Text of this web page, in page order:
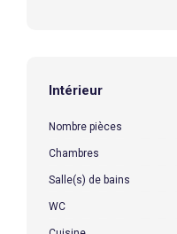
Intérieur
Nombre pièces
Chambres
Salle(s) de bains
WC